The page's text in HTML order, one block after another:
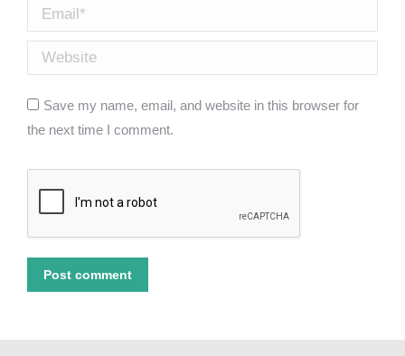
Email *
Website
Save my name, email, and website in this browser for
the next time I comment.
Post comment